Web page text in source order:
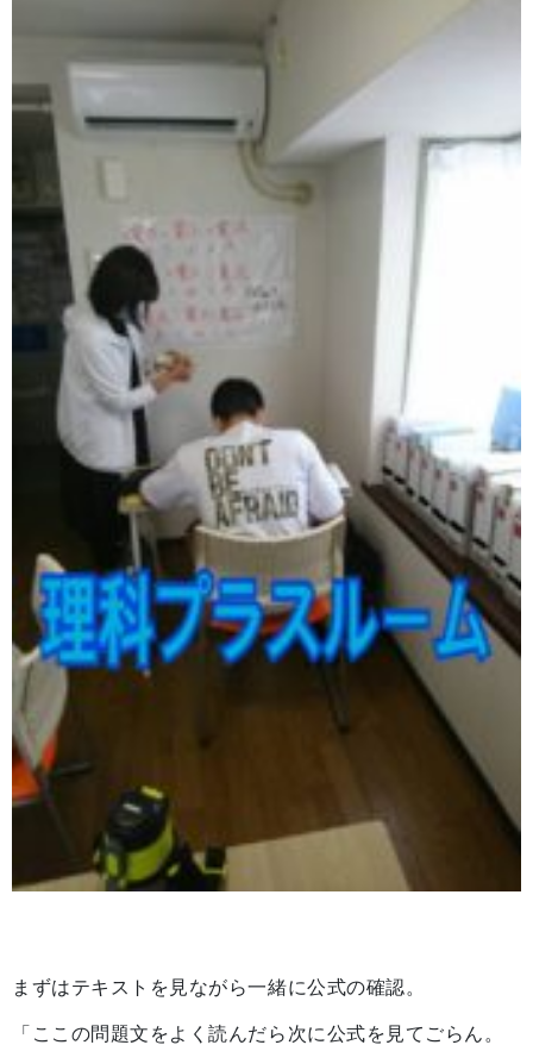
まずはテキストを見ながら一緒に公式の確認。
「ここの問題文をよく読んだら次に公式を見てごらん。